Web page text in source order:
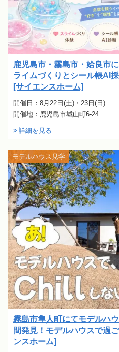
鹿児島市・霧島市・姶良市
ライムづくりとシール帳AI
[サイエンスホーム]
開催日：8月22日(土)・23日(日)
開催地：鹿児島市城山町6-24
詳細を見る
霧島市隼人町にてモデルハ
間発見！モデルハウスで過
ンスホーム]
モデルハウス見学